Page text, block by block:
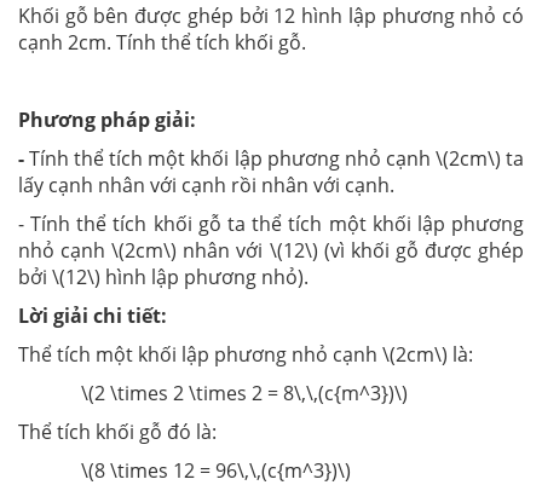
Khối gỗ bên được ghép bởi 12 hình lập phương nhỏ có
cạnh 2cm. Tính thể tích khối gỗ.
Phương pháp giải:
-Tính thể tích một khối lập phương nhỏ cạnh \(2cm\) ta
lấy cạnh nhân với cạnh rồi nhân với cạnh.
- Tính thể tích khối gỗ ta thể tích một khối lập phương
nhỏ cạnh \(2cm\) nhân với \(12\) (vì khối gỗ được ghép
bởi \(12\) hình lập phương nhỏ).
Lời giải chi tiết:
Thể tích một khối lập phương nhỏ cạnh \(2cm\) là:
\(2 \times 2 \times 2 = 8\,\,(c{m^3})\)
Thể tích khối gỗ đó là:
\(8 \times 12 = 96\,\,(c{m^3})\)